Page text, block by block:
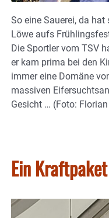
So eine Sauerei, da
Löwe aufs
Die Sportler vom TSV
er kam prima bei den
immer eine Domäne
massiven
Gesicht … (Foto:
Ein